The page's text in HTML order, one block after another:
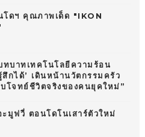
โดฯ คุณภาพเด็ด "IKON
บาทเทคโนโลยีความร้อน
สึกได้’ เดินหน้านวัตกรรมครัว
โจทย์ชีวิตจริงของคนยุคใหม่”
ะมูฟวี่ ตอนโดโนเสาร์ตัวใหม่